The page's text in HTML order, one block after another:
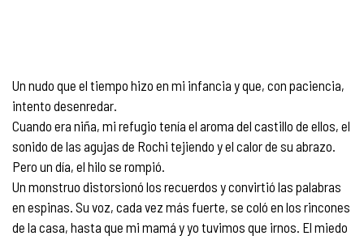
Un nudo que el tiempo hizo en mi infancia y que, con paciencia,
intento desenredar.
Cuando era niña, mi refugio tenía el aroma del castillo de ellos, el
sonido de las agujas de Rochi tejiendo y el calor de su abrazo.
Pero un día, el hilo se rompió.
Un monstruo distorsionó los recuerdos y convirtió las palabras
en espinas. Su voz, cada vez más fuerte, se coló en los rincones
de la casa, hasta que mi mamá y yo tuvimos que irnos. El miedo